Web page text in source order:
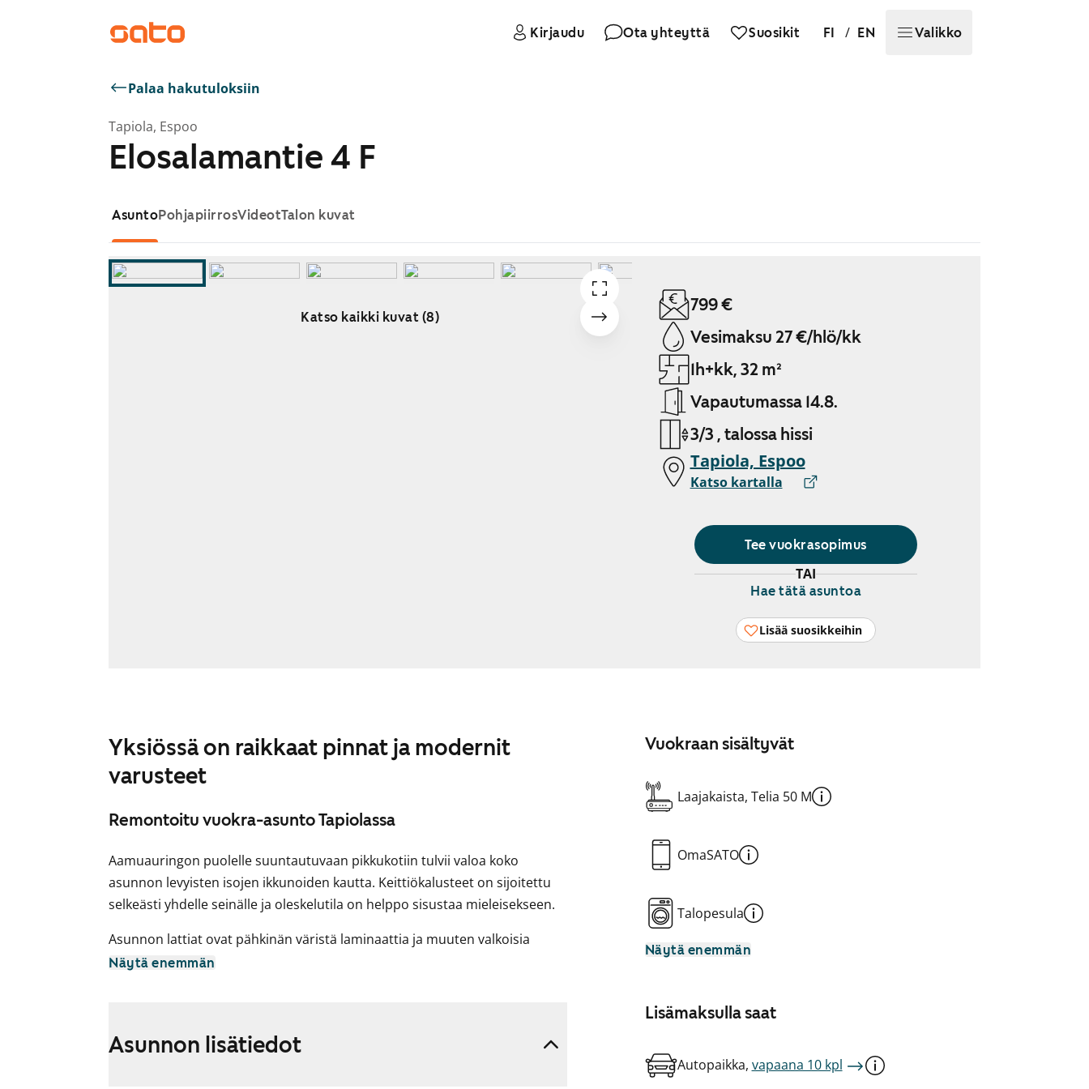
Kirjaudu Ota yhteyttä Suosikit FI / EN Valikko
Palaa hakutuloksiin
Tapiola, Espoo
Elosalamantie 4 F
AsuntoPohjapiirrosVideotTalon kuvat
Katso kaikki kuvat (8)
799 €
Vesimaksu 27 €/hlö/kk
1h+kk, 32 m²
Vapautumassa 14.8.
3/3 , talossa hissi
Tapiola, Espoo
Katso kartalla
Tee vuokrasopimus
TAI
Hae tätä asuntoa
Lisää suosikkeihin
Yksiössä on raikkaat pinnat ja modernit
varusteet
Remontoitu vuokra-asunto Tapiolassa
Aamuauringon puolelle suuntautuvaan pikkukotiin tulvii valoa koko
asunnon levyisten isojen ikkunoiden kautta. Keittiökalusteet on sijoitettu
selkeästi yhdelle seinälle ja oleskelutila on helppo sisustaa mieleisekseen.
Asunnon lattiat ovat pähkinän väristä laminaattia ja muuten valkoisia
seiniä elävöittää yksi vaaleaan siniseen vivahtava tehosteseinä.
pakastin, keraaminen liesi ja liesikupu, integroitu astianpesukone sekä
Näytä enemmän
Vuokraan sisältyvät
Laajakaista, Telia 50 M
OmaSATO
Talopesula
Näytä enemmän
Lisämaksulla saat
Autopaikka, vapaana 10 kpl
Asunnon lisätiedot